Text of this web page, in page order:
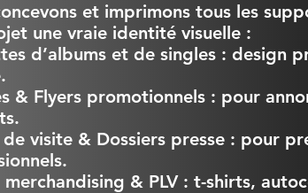
et imprimons tous les
une vraie identité visuelle :
d’albums et de singles : design
& Flyers promotionnels : pour
visite & Dossiers presse : pour
merchandising & PLV : t-shirts,